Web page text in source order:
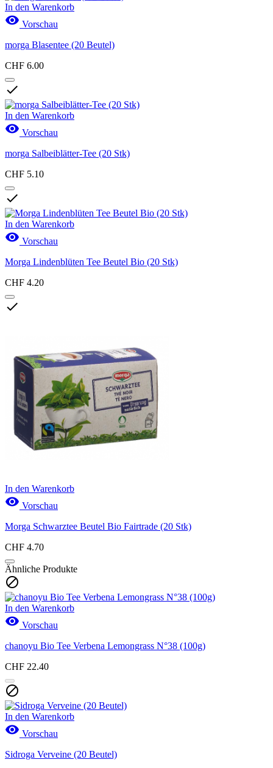
In den Warenkorb
 Vorschau
morga Blasentee (20 Beutel)
CHF 6.00

In den Warenkorb
 Vorschau
morga Salbeiblätter-Tee (20 Stk)
CHF 5.10

In den Warenkorb
 Vorschau
Morga Lindenblüten Tee Beutel Bio (20 Stk)
CHF 4.20

In den Warenkorb
 Vorschau
Morga Schwarztee Beutel Bio Fairtrade (20 Stk)
CHF 4.70
Ähnliche Produkte

In den Warenkorb
 Vorschau
chanoyu Bio Tee Verbena Lemongrass N°38 (100g)
CHF 22.40

In den Warenkorb
 Vorschau
Sidroga Verveine (20 Beutel)